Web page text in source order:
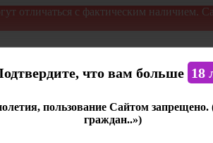
с фактическим наличием.
что вам больше 18
пользование Сайтом
граждан..»)